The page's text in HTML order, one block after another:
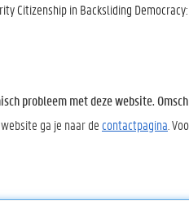
Citizenship in Backsliding
probleem met deze website.
ga je naar de contactpagina .